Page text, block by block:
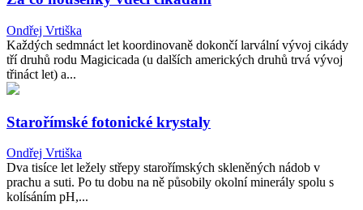
Ondřej Vrtiška
Každých sedmnáct let koordinovaně dokončí larvální vývoj cikády
tří druhů rodu Magicicada (u dalších amerických druhů trvá vývoj
třináct let) a...
Starořímské fotonické krystaly
Ondřej Vrtiška
Dva tisíce let ležely střepy starořímských skleněných nádob v
prachu a suti. Po tu dobu na ně působily okolní minerály spolu s
kolísáním pH,...